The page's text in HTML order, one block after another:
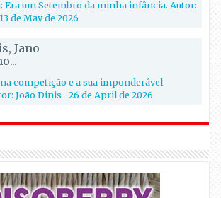
Era um Setembro da minha infância. Autor:
13 de May de 2026
Jano
competição e a sua imponderável
João Dinis·26 de April de 2026